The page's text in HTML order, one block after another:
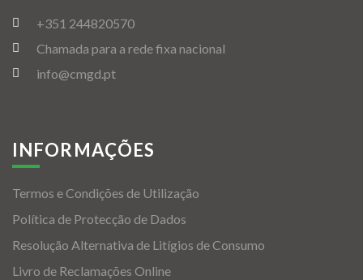
+351 244820570
Chamada para a rede fixa nacional
info@cmgd.pt
INFORMAÇÕES
Termos e Condições de Utilização
Política de Protecção de Dados
Resolução Alternativa de Litígios de Consumo
Livro de Reclamações Online